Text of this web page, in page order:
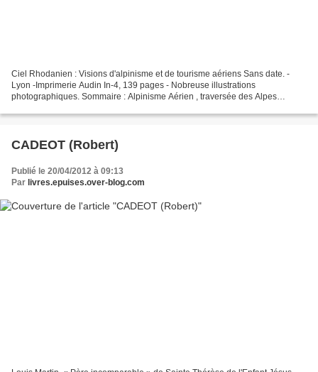
Ciel Rhodanien : Visions d'alpinisme et de tourisme aériens Sans date. -
Lyon -Imprimerie Audin In-4, 139 pages - Nobreuse illustrations
photographiques. Sommaire : Alpinisme Aérien , traversée des Alpes
CADEOT (Robert)
Publié le 20/04/2012 à 09:13
Par livres.epuises.over-blog.com